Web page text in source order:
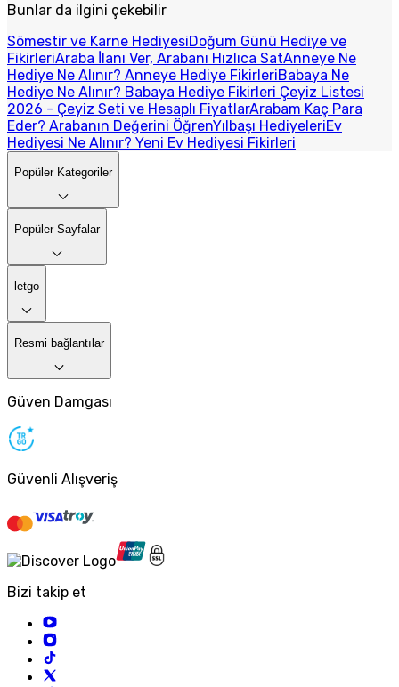
Bunlar da ilgini çekebilir
Sömestir ve Karne HediyesiDoğum Günü Hediye ve
FikirleriAraba İlanı Ver, Arabanı Hızlıca SatAnneye Ne
Hediye Ne Alınır? Anneye Hediye FikirleriBabaya Ne
Hediye Ne Alınır? Babaya Hediye Fikirleri Çeyiz Listesi
2026 - Çeyiz Seti ve Hesaplı FiyatlarArabam Kaç Para
Eder? Arabanın Değerini ÖğrenYılbaşı HediyeleriEv
Hediyesi Ne Alınır? Yeni Ev Hediyesi Fikirleri
Popüler Kategoriler
Popüler Sayfalar
letgo
Resmi bağlantılar
Güven Damgası
Güvenli Alışveriş
Bizi takip et